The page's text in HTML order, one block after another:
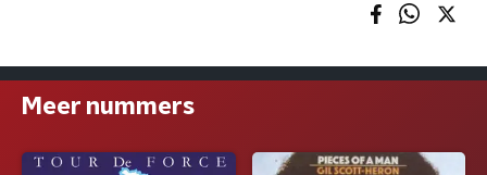
Meer nummers